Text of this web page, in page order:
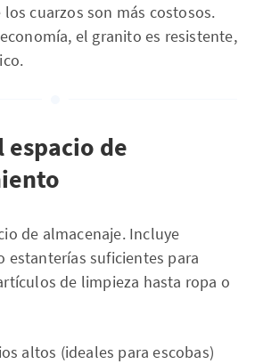
cuarzos son más costosos.
el granito es resistente,
espacio de
de almacenaje. Incluye
estanterías suficientes para
de limpieza hasta ropa o
altos (ideales para escobas)